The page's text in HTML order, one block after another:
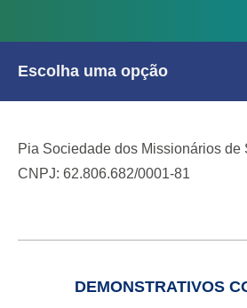
Escolha uma opção
Pia Sociedade dos Missionários de
CNPJ: 62.806.682/0001-81
DEMONSTRATIVOS